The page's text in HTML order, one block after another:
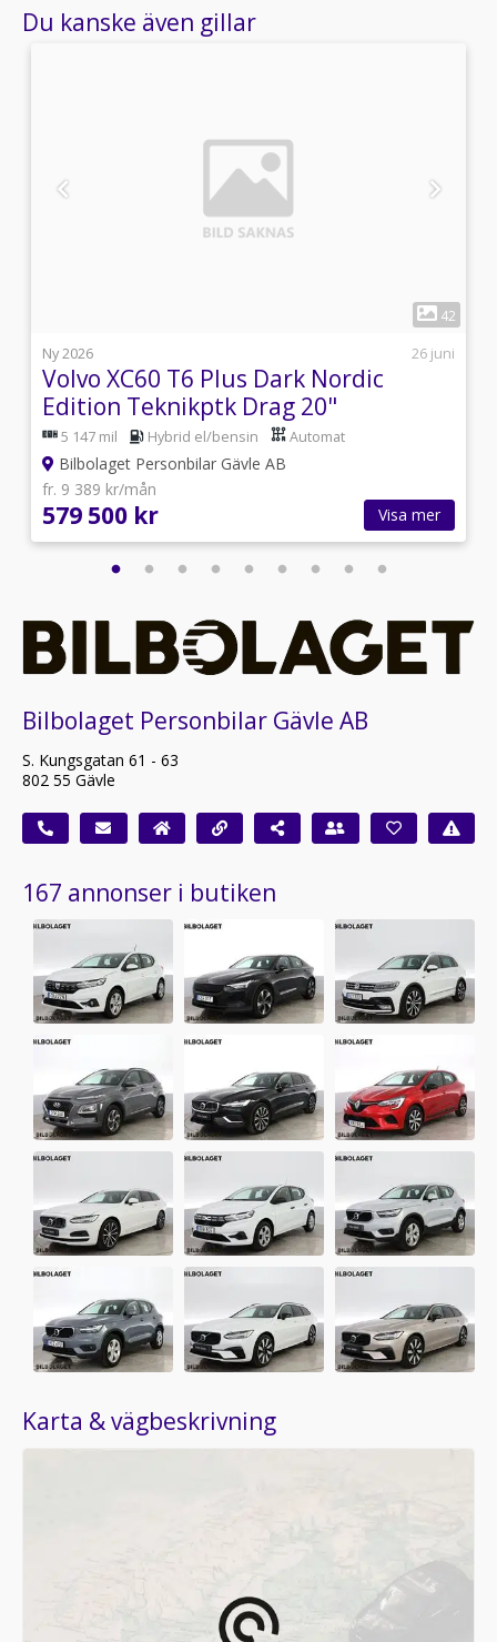
Du kanske även gillar
42
Ny 2026
26 juni
Volvo XC60 T6 Plus Dark Nordic
Edition Teknikptk Drag 20"
5 147 mil Hybrid el/bensin Automat
Bilbolaget Personbilar Gävle AB
fr. 9 389 kr/mån
579 500 kr Visa mer
Bilbolaget Personbilar Gävle AB
S. Kungsgatan 61 - 63
802 55 Gävle
167 annonser i butiken
Karta & vägbeskrivning